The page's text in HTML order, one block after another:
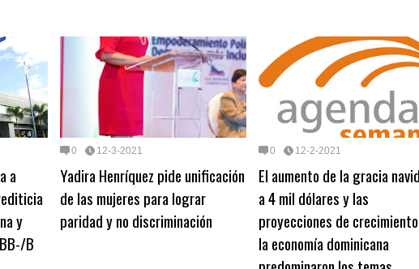
a
y
B
0 12-3-2021
Yadira Henríquez pide unificación
de las mujeres para lograr
paridad y no discriminación
0 12-2-2021
El aumento de la gracia
a 4 mil dólares y las
proyecciones de
la economía dominicana